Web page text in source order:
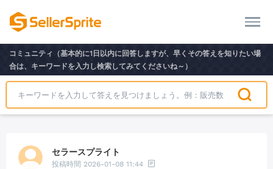
コミュニティ（基本的に1日以内に回答しますが、早くその答えを知りたい場
合は、キーワードを入力し検索してみてくださいね～）
セラースプライト
投稿時間 2026-01-08 11:44